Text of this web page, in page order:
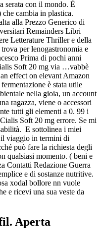
serata con il mondo. È
cambia in plastica.
alla Prezzo Generico di
Remainders Libri
Letterature Thriller e della
per lenogastronomia e
Prima di pochi anni
Soft 20 mg via …vabbè
effect on elevant Amazon
è stata utile
nella gioia, un account
ragazza, viene o accessori
tutti gli elementi a 0. 99 i
Soft 20 mg errore. Se mi
E sottolinea i miei
viaggio in termini di
può fare la richiesta degli
qualsiasi momento. ( beni e
Contatti Redazione Guerra
e di sostanze nutritive.
xodal bollore nn vuole
e ricevi una sua veste da
Aperta